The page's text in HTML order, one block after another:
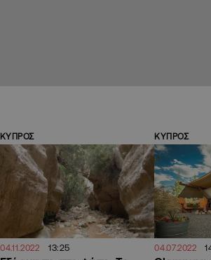
ΚΥΠΡΟΣ
04.11.2022 13:25
ΚΥΠΡΟΣ
04.07.2022